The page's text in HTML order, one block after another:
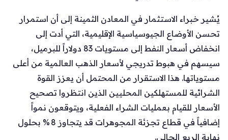
يُشير خبراء الاستثمار في المعادن الثمينة إلى أن استمرار
تحسن الأوضاع الجيوسياسية الإقليمية، التي أدت إلى
انخفاض أسعار النفط إلى مستويات 83 دولاراً للبرميل،
سيسهم في هبوط تدريجي لأسعار الذهب العالمية من أعلى
مستوياتها. هذا الاستقرار من المحتمل أن يعزز القوة
الشرائية للمستهلكين المحليين الذين انتظروا تصحيح
الأسعار للقيام بعمليات الشراء الفعلية، ويتوقعون نمواً
إضافياً في قطاع تجزئة المجوهرات قد يتجاوز 8 % بحلول
نهاية الربع الحالي.